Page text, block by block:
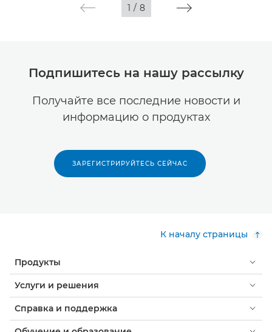
1 / 8
Подпишитесь на нашу рассылку
Получайте все последние новости и
информацию о продуктах
ЗАРЕГИСТРИРУЙТЕСЬ СЕЙЧАС
К началу страницы
Продукты
Услуги и решения
Справка и поддержка